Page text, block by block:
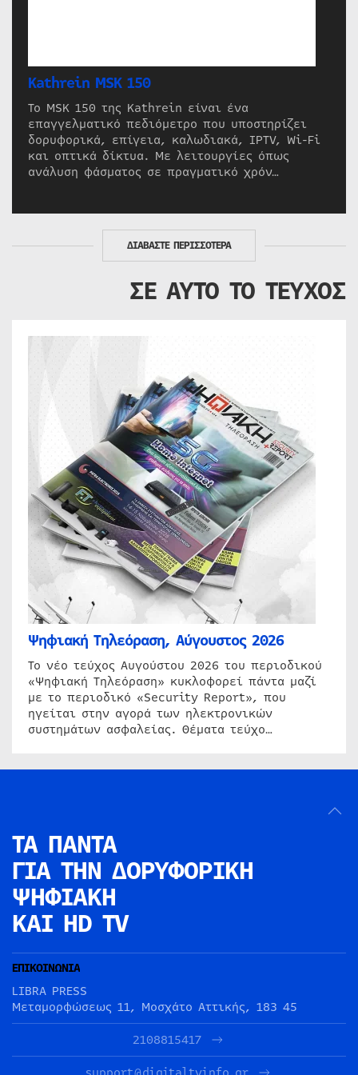
Kathrein MSK 150
Το MSK 150 της Kathrein είναι ένα
επαγγελματικό πεδιόμετρο που υποστηρίζει
δορυφορικά, επίγεια, καλωδιακά, IPTV, Wi-Fi
και οπτικά δίκτυα. Με λειτουργίες όπως
ανάλυση φάσματος σε πραγματικό χρόν…
ΔΙΑΒΑΣΤΕ ΠΕΡΙΣΣΟΤΕΡΑ
ΣΕ ΑΥΤΟ ΤΟ ΤΕΥΧΟΣ
Ψηφιακή Τηλεόραση, Αύγουστος 2026
Το νέο τεύχος Αυγούστου 2026 του περιοδικού
«Ψηφιακή Τηλεόραση» κυκλοφορεί πάντα μαζί
με το περιοδικό «Security Report», που
ηγείται στην αγορά των ηλεκτρονικών
συστημάτων ασφαλείας. Θέματα τεύχο…
ΤΑ ΠΑΝΤΑ
ΓΙΑ ΤΗΝ ΔΟΡΥΦΟΡΙΚΗ
ΨΗΦΙΑΚΗ
ΚΑΙ HD TV
ΕΠΙΚΟΙΝΩΝΙΑ
LIBRA PRESS
Μεταμορφώσεως 11, Μοσχάτο Αττικής, 183 45
2108815417